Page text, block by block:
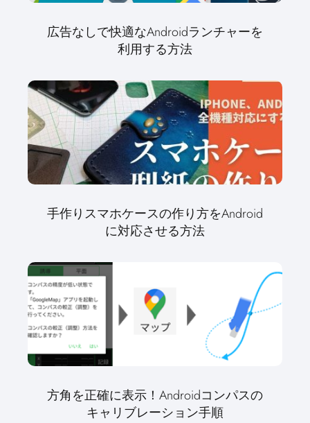
広告なしで快適なAndroidランチャーを
利用する方法
手作りスマホケースの作り方をAndroid
に対応させる方法
方角を正確に表示！Androidコンパスの
キャリブレーション手順